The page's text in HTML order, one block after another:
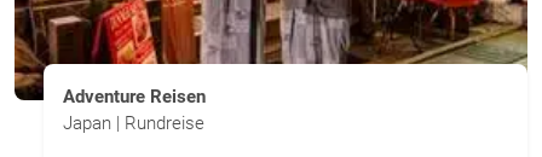
Adventure Reisen
Japan | Rundreise